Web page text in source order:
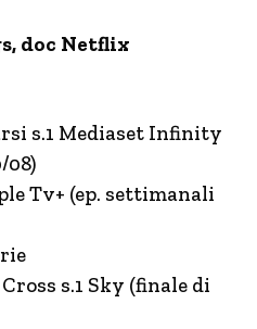
doc Netflix
s.1 Mediaset Infinity
08)
Tv+ (ep. settimanali
s.1 Sky (finale di